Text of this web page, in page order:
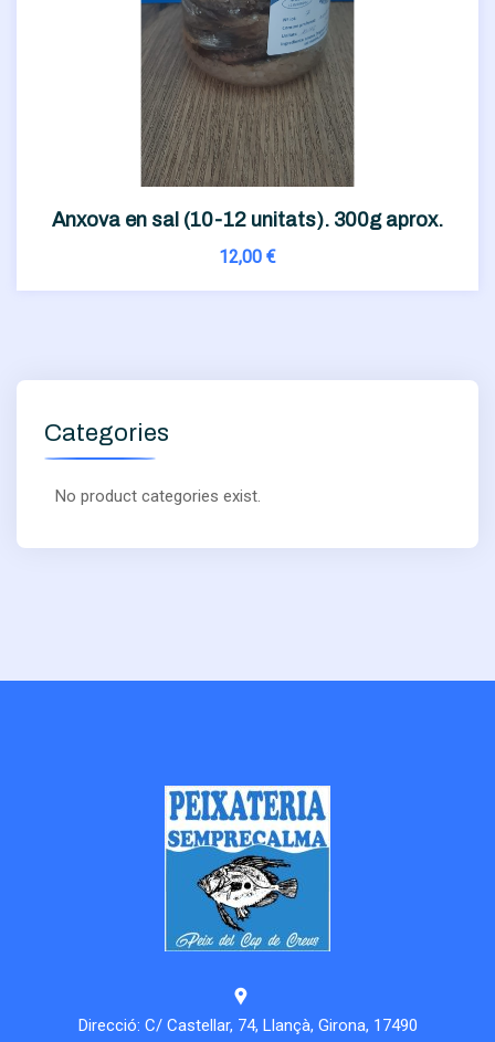
Anxova en sal (10-12 unitats). 300g aprox.
12,00 €
Categories
No product categories exist.
Direcció: C/ Castellar, 74, Llançà, Girona, 17490